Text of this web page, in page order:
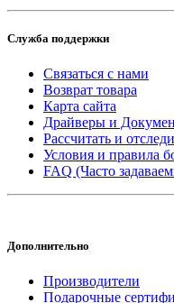
Служба поддержки
Связаться с нами
Возврат товара
Карта сайта
Драйверы и
Рассчитать и
Условия и правила
FAQ (Часто
Дополнительно
Производители
Подарочные